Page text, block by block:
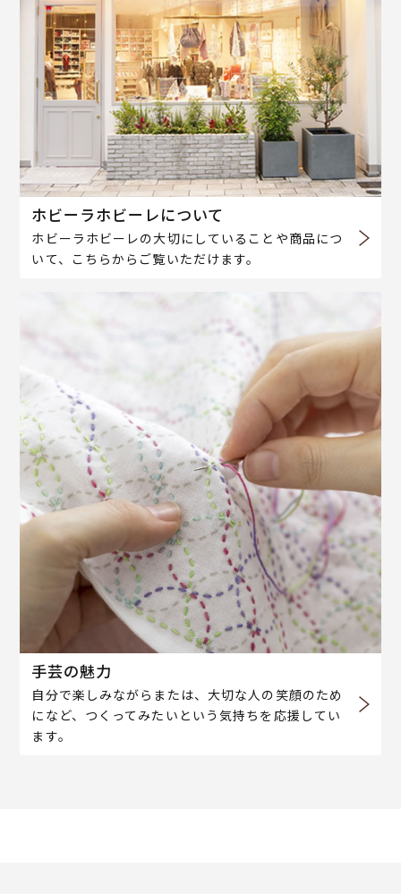
ホビーラホビーレについて
ホビーラホビーレの大切にしていることや商品につ
いて、こちらからご覧いただけます。
手芸の魅力
自分で楽しみながらまたは、大切な人の笑顔のため
になど、つくってみたいという気持ちを応援してい
ます。